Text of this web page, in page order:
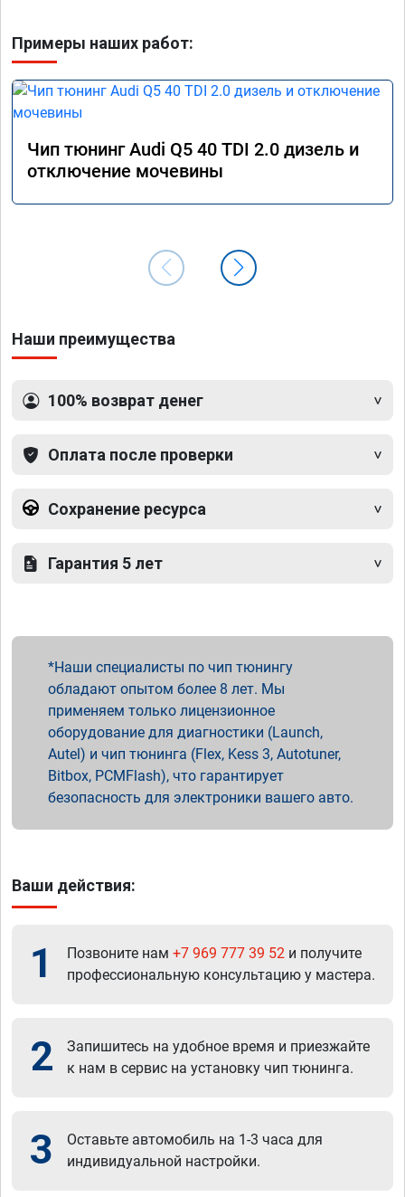
Примеры наших работ:
Чип тюнинг Audi Q5 40 TDI 2.0 дизель и
отключение мочевины
Наши преимущества
100% возврат денег
Оплата после проверки
Сохранение ресурса
Гарантия 5 лет
Наши специалисты по чип тюнингу
обладают опытом более 8 лет. Мы
применяем только лицензионное
оборудование для диагностики (Launch,
Autel) и чип тюнинга (Flex, Kess 3, Autotuner,
Bitbox, PCMFlash), что гарантирует
безопасность для электроники вашего авто.
Ваши действия:
1 Позвоните нам +7 969 777 39 52 и получите
профессиональную консультацию у мастера.
2
Запишитесь на удобное время и приезжайте
к нам в сервис на установку чип тюнинга.
3
Оставьте автомобиль на 1-3 часа для
индивидуальной настройки.